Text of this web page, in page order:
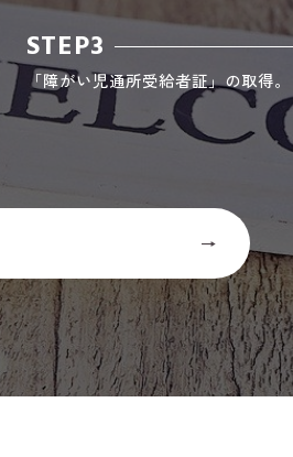
STEP3
「障がい児通所受給者証」の取得。